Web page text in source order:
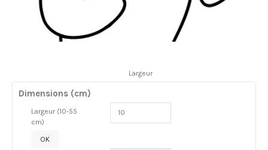
Largeur
Dimensions (cm)
Largeur (10-55
cm)
OK